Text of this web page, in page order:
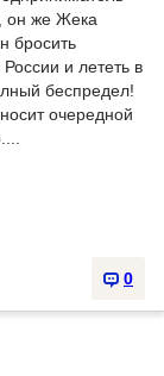
он же Жека
бросить
и лететь в
беспредел!
очередной
0